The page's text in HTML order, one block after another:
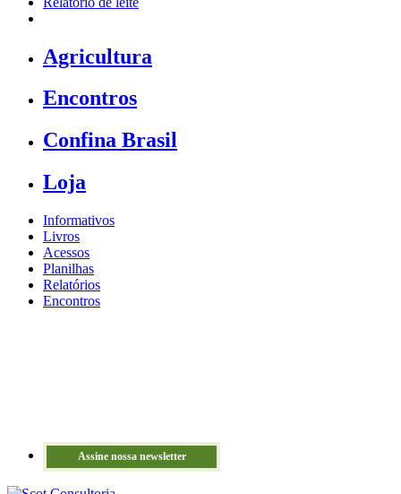
Agricultura
Encontros
Confina Brasil
Loja
Informativos
Livros
Acessos
Planilhas
Relatórios
Encontros
Assine nossa newsletter